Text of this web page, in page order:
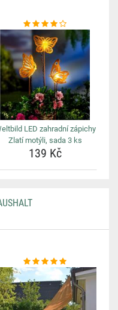
LED zahradní zápichy
Zlatí motýli, sada 3 ks
139 Kč